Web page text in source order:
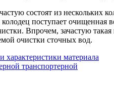
состоят из нескольких
поступает очищенная
Впрочем, зачастую
очистки сточных вод.
материала
транспортерной